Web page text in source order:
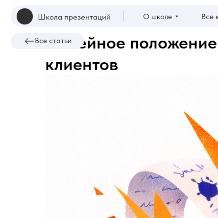
Школа презентаций О школе Все курсы
Все статьи
Семейное
клиентов